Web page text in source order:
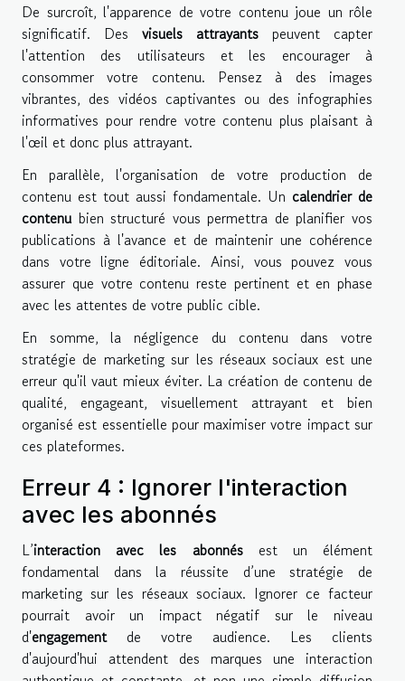
De surcroît, l'apparence de votre contenu joue un rôle
significatif. Des visuels attrayants peuvent capter
l'attention des utilisateurs et les encourager à
consommer votre contenu. Pensez à des images
vibrantes, des vidéos captivantes ou des infographies
informatives pour rendre votre contenu plus plaisant à
l'œil et donc plus attrayant.
En parallèle, l'organisation de votre production de
contenu est tout aussi fondamentale. Un calendrier de
contenu bien structuré vous permettra de planifier vos
publications à l'avance et de maintenir une cohérence
dans votre ligne éditoriale. Ainsi, vous pouvez vous
assurer que votre contenu reste pertinent et en phase
avec les attentes de votre public cible.
En somme, la négligence du contenu dans votre
stratégie de marketing sur les réseaux sociaux est une
erreur qu'il vaut mieux éviter. La création de contenu de
qualité, engageant, visuellement attrayant et bien
organisé est essentielle pour maximiser votre impact sur
ces plateformes.
Erreur 4 : Ignorer l'interaction
avec les abonnés
L’interaction avec les abonnésest un élément
fondamental dans la réussite d’une stratégie de
marketing sur les réseaux sociaux. Ignorer ce facteur
pourrait avoir un impact négatif sur le niveau
d'engagementde votre audience. Les clients
d'aujourd'hui attendent des marques une interaction